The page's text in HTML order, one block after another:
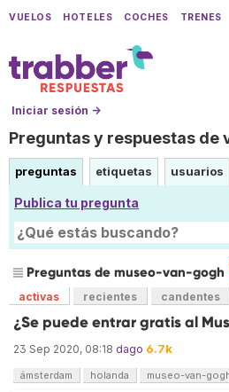
VUELOS HOTELES COCHES TRENES
Iniciar sesión →
Preguntas y respuestas de
preguntas etiquetas usuarios
Publica tu pregunta
Preguntas de museo-van-gogh
activas recientes candentes
¿Se puede entrar gratis al
23 Sep 2020, 08:18 dago 6.7k
ámsterdam holanda museo-van-